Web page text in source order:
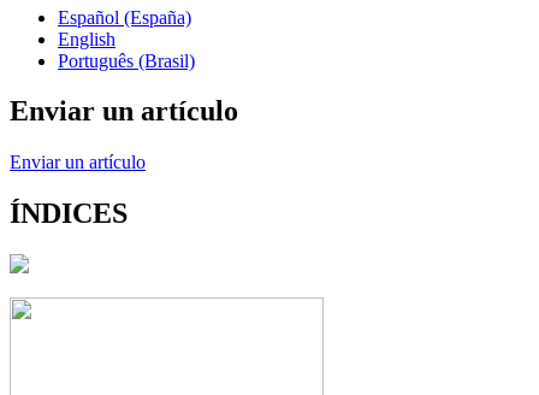
Español (España)
English
Português (Brasil)
Enviar un artículo
Enviar un artículo
ÍNDICES